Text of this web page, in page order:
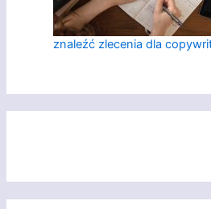
znaleźć zlecenia dla